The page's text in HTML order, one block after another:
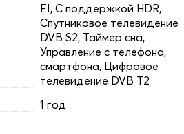
FI, С поддержкой HDR,
Спутниковое телевидение
DVB S2, Таймер сна,
Управление с телефона,
смартфона, Цифровое
телевидение DVB T2
1 год